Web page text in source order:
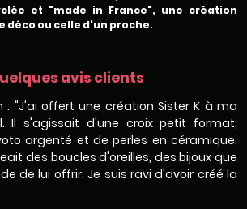
et "made in France", une création
déco ou celle d'un proche.
avis clients
: "J'ai offert une création Sister K à ma
Il s'agissait d'une croix petit format,
argenté et de perles en céramique.
des boucles d'oreilles, des bijoux que
de lui offrir. Je suis ravi d'avoir créé la